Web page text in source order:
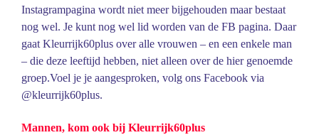
Instagrampagina wordt niet meer bijgehouden maar bestaat
nog wel. Je kunt nog wel lid worden van de FB pagina. Daar
gaat Kleurrijk60plus over alle vrouwen – en een enkele man
– die deze leeftijd hebben, niet alleen over de hier genoemde
groep.Voel je je aangesproken, volg ons Facebook via
@kleurrijk60plus.
Mannen, kom ook bij Kleurrijk60plus